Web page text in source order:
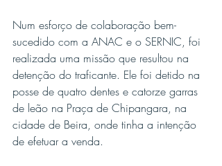
Num esforço de colaboração bem-
sucedido com a ANAC e o SERNIC, foi
realizada uma missão que resultou na
detenção do traficante. Ele foi detido na
posse de quatro dentes e catorze garras
de leão na Praça de Chipangara, na
cidade de Beira, onde tinha a intenção
de efetuar a venda.